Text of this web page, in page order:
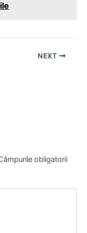
NEXT
obligatorii